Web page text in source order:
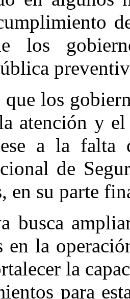
los
que los
atención y el
a la falta
de
en su parte
busca
en la
la
para